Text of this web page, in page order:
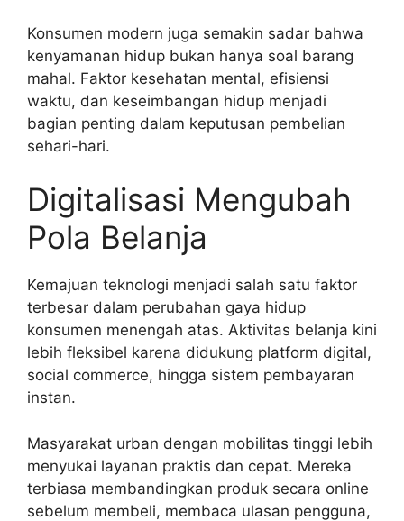
Konsumen modern juga semakin sadar bahwa
kenyamanan hidup bukan hanya soal barang
mahal. Faktor kesehatan mental, efisiensi
waktu, dan keseimbangan hidup menjadi
bagian penting dalam keputusan pembelian
sehari-hari.
Digitalisasi Mengubah
Pola Belanja
Kemajuan teknologi menjadi salah satu faktor
terbesar dalam perubahan gaya hidup
konsumen menengah atas. Aktivitas belanja kini
lebih fleksibel karena didukung platform digital,
social commerce, hingga sistem pembayaran
instan.
Masyarakat urban dengan mobilitas tinggi lebih
menyukai layanan praktis dan cepat. Mereka
terbiasa membandingkan produk secara online
sebelum membeli, membaca ulasan pengguna,